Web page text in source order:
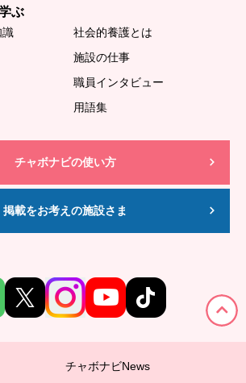
ぶ
識
社会的養護とは
施設の仕事
職員インタビュー
用語集
チャボナビの使い方
掲載をお考えの施設さま
チャボナビNews